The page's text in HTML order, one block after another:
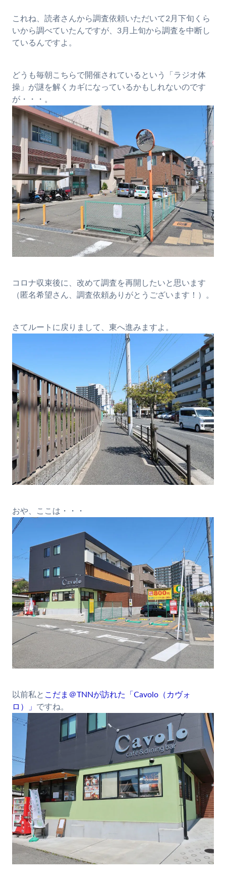
これね、読者さんから調査依頼いただいて2月下旬くら
いから調べていたんですが、3月上旬から調査を中断し
ているんですよ。
どうも毎朝こちらで開催されているという「ラジオ体
操」が謎を解くカギになっているかもしれないのです
が・・・。
コロナ収束後に、改めて調査を再開したいと思います
（匿名希望さん、調査依頼ありがとうございます！）。
さてルートに戻りまして、東へ進みますよ。
おや、ここは・・・
以前私と こだま＠TNNが訪れた「Cavolo（カヴォ
ロ）」 ですね。